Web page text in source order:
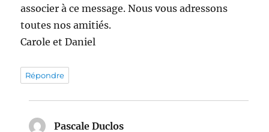
associer à ce message. Nous vous adressons
toutes nos amitiés.
Carole et Daniel
Répondre
Pascale Duclos